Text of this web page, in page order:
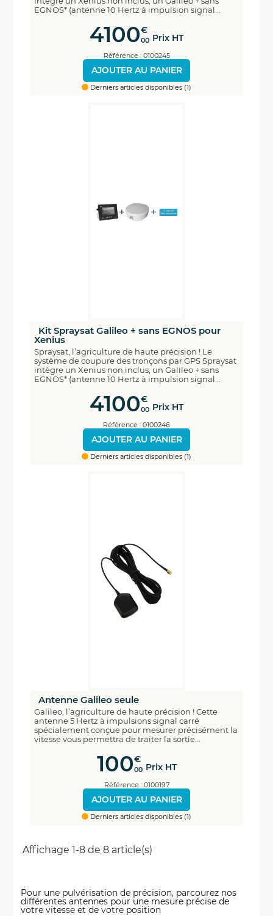
EGNOS* (antenne 10 Hertz à impulsion signal...
4100€
00 Prix HT
Référence : 0100245
AJOUTER AU PANIER
Derniers articles disponibles (1)
Kit Spraysat Galileo + sans EGNOS pour
Xenius
Spraysat, l’agriculture de haute précision ! Le
système de coupure des tronçons par GPS Spraysat
intègre un Xenius non inclus, un Galileo + sans
EGNOS* (antenne 10 Hertz à impulsion signal...
4100€
00 Prix HT
Référence : 0100246
AJOUTER AU PANIER
Derniers articles disponibles (1)
Antenne Galileo seule
Galileo, l’agriculture de haute précision ! Cette
antenne 5 Hertz à impulsions signal carré
spécialement conçue pour mesurer précisément la
vitesse vous permettra de traiter la sortie...
100€
00 Prix HT
Référence : 0100197
AJOUTER AU PANIER
Derniers articles disponibles (1)
Affichage 1-8 de 8 article(s)
Pour une pulvérisation de précision, parcourez nos
différentes antennes pour une mesure précise de
votre vitesse et de votre position